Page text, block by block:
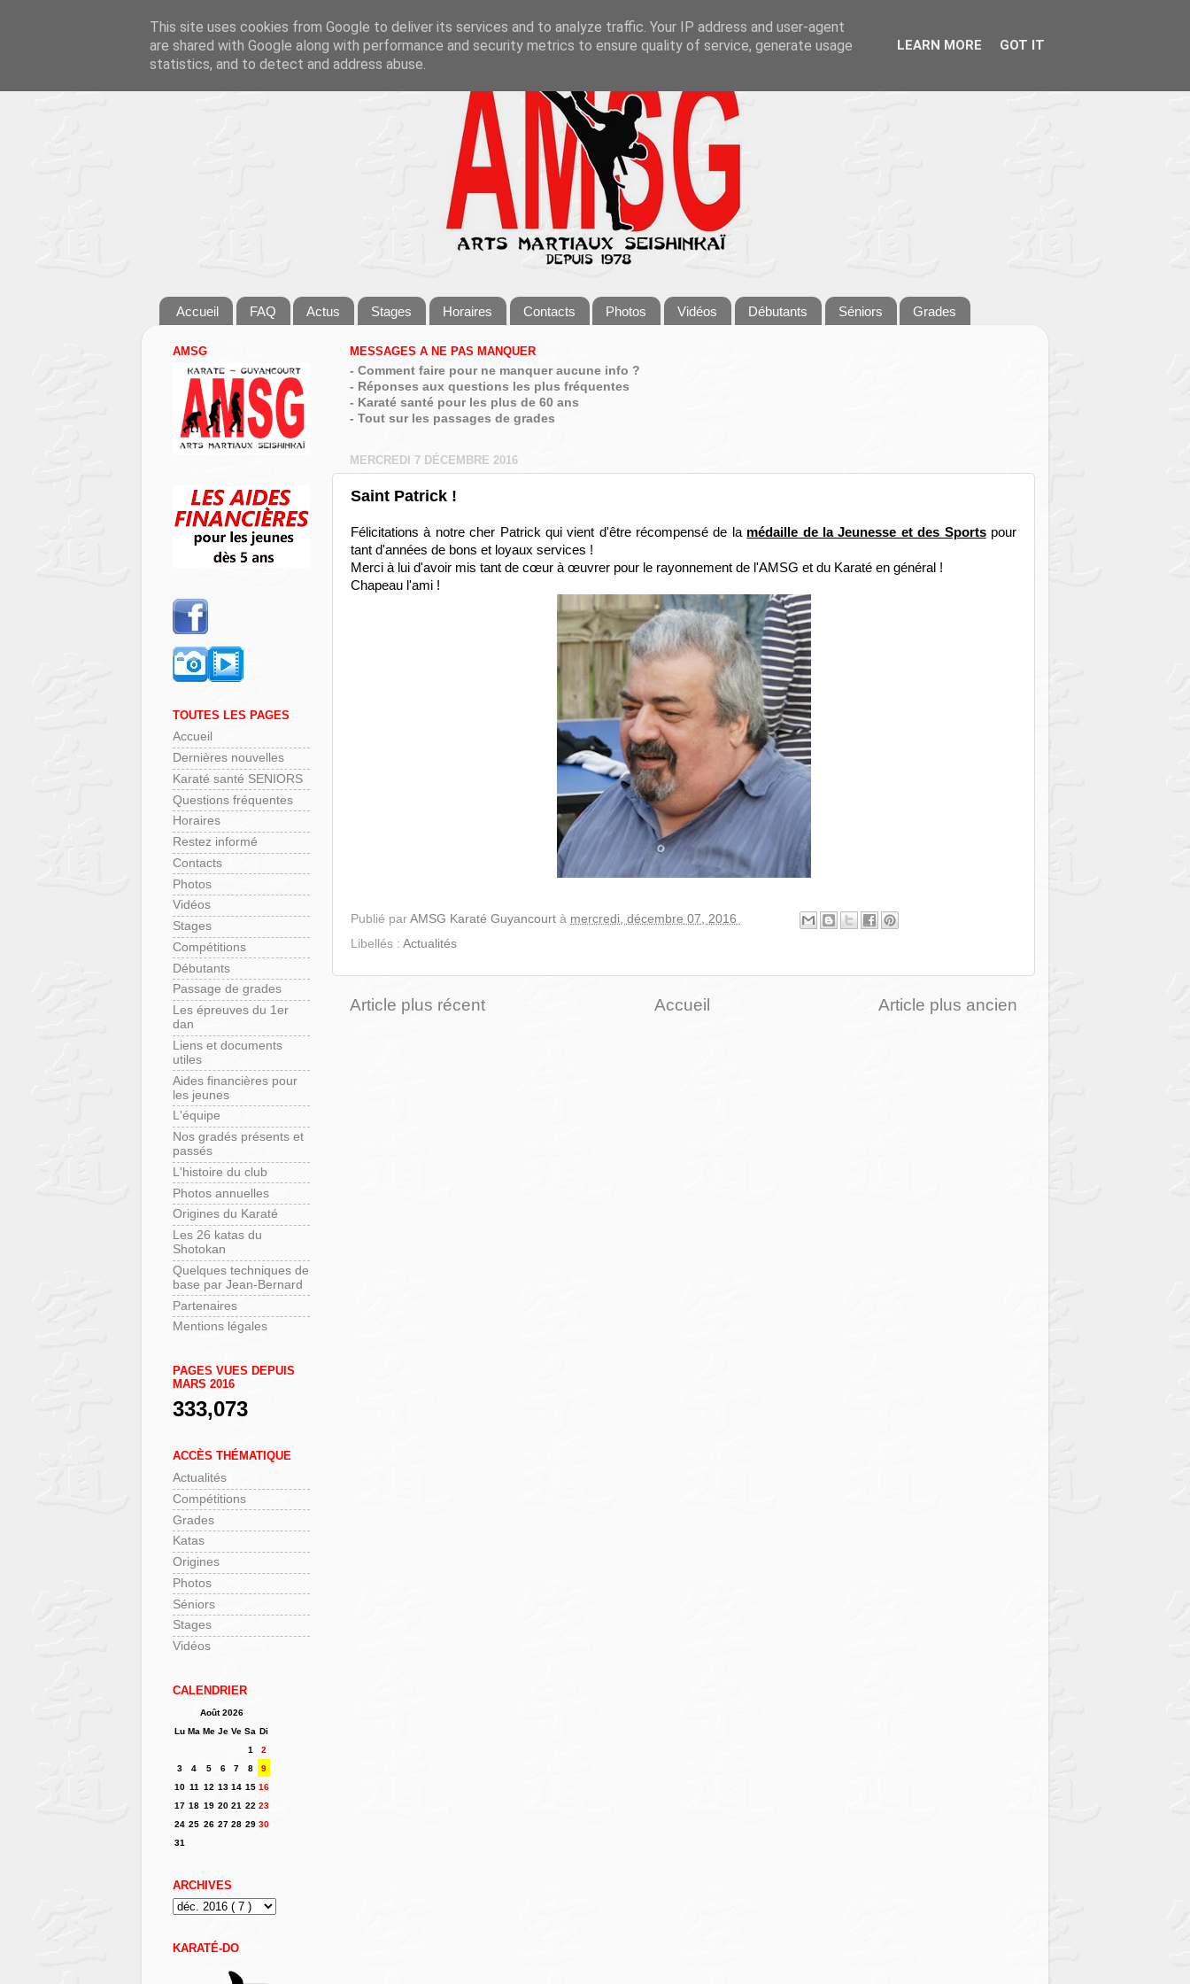
Accueil FAQ Actus Stages Horaires Contacts Photos Vidéos Débutants Séniors Grades
MESSAGES A NE PAS MANQUER
- Comment faire pour ne manquer aucune info ?
- Réponses aux questions les plus fréquentes
- Karaté santé pour les plus de 60 ans
- Tout sur les passages de grades
MERCREDI 7 DÉCEMBRE 2016
Saint Patrick !
Félicitations à notre cher Patrick qui vient d'être récompensé de la médaille de la Jeunesse et des Sportspour
tant d'années de bons et loyaux services !
Merci à lui d'avoir mis tant de cœur à œuvrer pour le rayonnement de l'AMSG et du Karaté en général !
Chapeau l'ami !
Publié par AMSG Karaté Guyancourt à mercredi, décembre 07, 2016
Libellés : Actualités
Article plus récent Article plus ancien
Accueil
AMSG
TOUTES LES PAGES
Accueil
Dernières nouvelles
Karaté santé SENIORS
Questions fréquentes
Horaires
Restez informé
Contacts
Photos
Vidéos
Stages
Compétitions
Débutants
Passage de grades
Les épreuves du 1er
dan
Liens et documents
utiles
Aides financières pour
les jeunes
L'équipe
Nos gradés présents et
passés
L'histoire du club
Photos annuelles
Origines du Karaté
Les 26 katas du
Shotokan
Quelques techniques de
base par Jean-Bernard
Partenaires
Mentions légales
PAGES VUES DEPUIS
MARS 2016
333,073
ACCÈS THÉMATIQUE
Actualités
Compétitions
Grades
Katas
Origines
Photos
Séniors
Stages
Vidéos
CALENDRIER
Août 2026
Lu Ma Me Je Ve Sa Di
1
2
3
4 5 6 7 8
9
10 11 12 13 14 15 16
17 18 19 20 21 22 23
24 25 26 27 28 29 30
31
ARCHIVES
KARATÉ-DO
This site uses cookies from Google to deliver its services and to analyze traffic. Your IP address and user-agent
are shared with Google along with performance and security metrics to ensure quality of service, generate usage
statistics, and to detect and address abuse.
LEARN MORE GOT IT